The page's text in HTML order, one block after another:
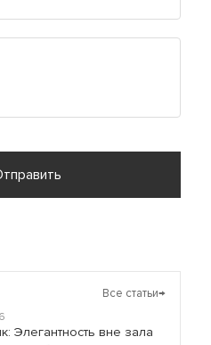
Все статьи→
Элегантность вне зала